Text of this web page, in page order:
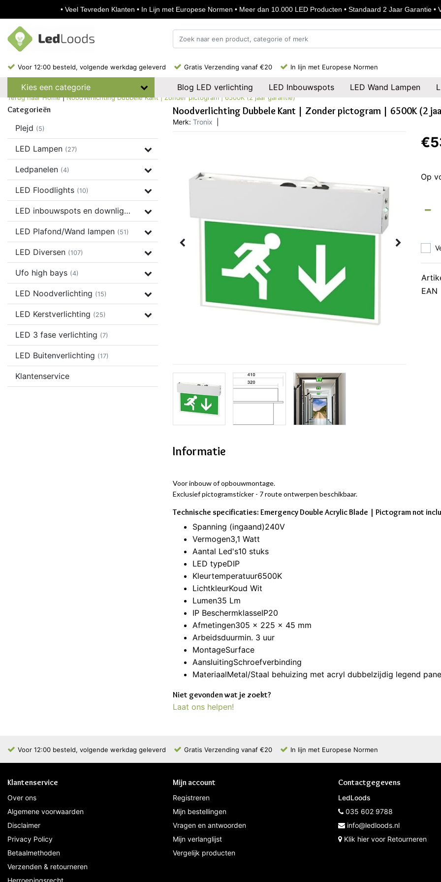
Voor 12:00 besteld, volgende werkdag geleverd Gratis Verzending vanaf €20 In lijn met Europese Normen
Kies een categorie Blog LED verlichting LED Inbouwspots LED Wand Lampen
Terug naar Home|Noodverlichting Dubbele Kant | Zonder pictogram | 6500K (2 jaar garantie)
Categorieën
Plejd (5)
LED Lampen (27)
Ledpanelen (4)
LED Floodlights (10)
LED inbouwspots en downlights (37)
LED Plafond/Wand lampen (51)
LED Diversen (107)
Ufo high bays (4)
LED Noodverlichting (15)
LED Kerstverlichting (25)
LED 3 fase verlichting (7)
LED Buitenverlichting (17)
Klantenservice
Noodverlichting Dubbele Kant | Zonder pictogram | 6500K (2
Merk: Tronix
Op
EAN
Informatie
Voor inbouw of opbouwmontage.
Exclusief pictogramsticker - 7 route ontwerpen beschikbaar.
Technische specificaties: Emergency Double Acrylic Blade | Pictogram not
Spanning (ingaand)240V
Vermogen3,1 Watt
Aantal Led's10 stuks
LED typeDIP
Kleurtemperatuur6500K
LichtkleurKoud Wit
Lumen35 Lm
IP BeschermklasseIP20
Afmetingen305 x 225 x 45 mm
Arbeidsduurmin. 3 uur
MontageSurface
AansluitingSchroefverbinding
MateriaalMetal/Staal behuizing met acryl dubbelzijdig legend
Niet gevonden wat je zoekt?
Laat ons helpen!
Voor 12:00 besteld, volgende werkdag geleverd Gratis Verzending vanaf €20 In lijn met Europese Normen
Klantenservice
Over ons
Algemene voorwaarden
Disclaimer
Privacy Policy
Betaalmethoden
Verzenden & retourneren
Mijn account
Registreren
Mijn bestellingen
Vragen en antwoorden
Mijn verlanglijst
Vergelijk producten
Contactgegevens
LedLoods
035 602 9788
info@ledloods.nl
Klik hier voor Retourneren
• Veel Tevreden Klanten • In Lijn met Europese Normen • Meer dan 10.000 LED Producten • Standaard 2 Jaar Garantie